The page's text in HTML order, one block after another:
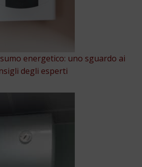
energetico: uno sguardo ai
degli esperti